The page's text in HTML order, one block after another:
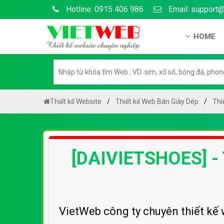
Hotline: 0915 406 986 Email:
HOME
Hướng
Chính
Chính
Liên hệ
Chính
Thiết kế Website Thiết kế Web Bán Giày Dép
[DAIVIETSHOES]
VietWeb công ty chuyên thiết kế